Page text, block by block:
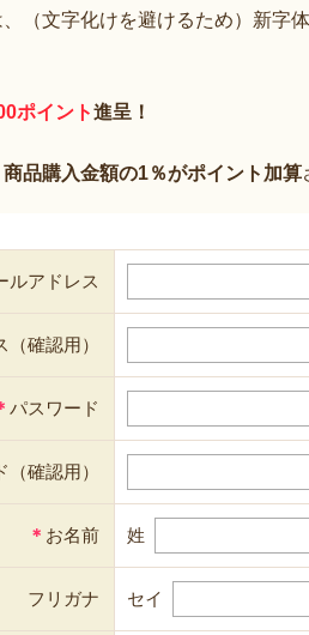
（文字化けを避けるため）新字
ポイント進呈！
商品購入金額の1％がポイント加算
ルアドレス
（確認用）
パスワード
確認用）
＊ お名前 姓
フリガナ セイ